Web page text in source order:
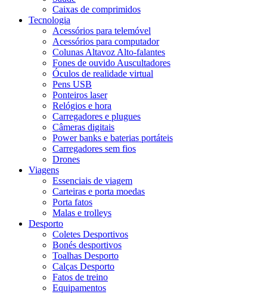
Caixas de comprimidos
Tecnologia
Acessórios para telemóvel
Acessórios para computador
Colunas Altavoz Alto-falantes
Fones de ouvido Auscultadores
Óculos de realidade virtual
Pens USB
Ponteiros laser
Relógios e hora
Carregadores e plugues
Câmeras digitais
Power banks e baterias portáteis
Carregadores sem fios
Drones
Viagens
Essenciais de viagem
Carteiras e porta moedas
Porta fatos
Malas e trolleys
Desporto
Coletes Desportivos
Bonés desportivos
Toalhas Desporto
Calças Desporto
Fatos de treino
Equipamentos